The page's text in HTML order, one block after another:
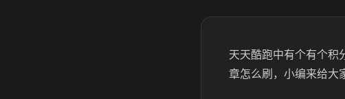
天天酷跑中有个有个积
章怎么刷，小编来给大